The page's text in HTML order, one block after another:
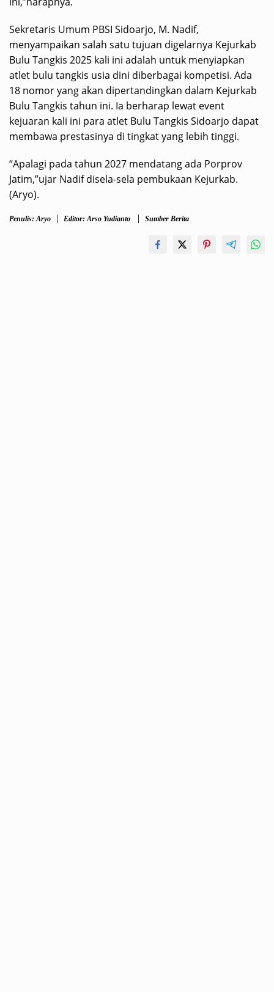
Sekretaris Umum PBSI Sidoarjo, M. Nadif,
menyampaikan salah satu tujuan digelarnya Kejurkab
Bulu Tangkis 2025 kali ini adalah untuk menyiapkan
atlet bulu tangkis usia dini diberbagai kompetisi. Ada
18 nomor yang akan dipertandingkan dalam Kejurkab
Bulu Tangkis tahun ini. Ia berharap lewat event
kejuaran kali ini para atlet Bulu Tangkis Sidoarjo dapat
membawa prestasinya di tingkat yang lebih tinggi.
“Apalagi pada tahun 2027 mendatang ada Porprov
Jatim,”ujar Nadif disela-sela pembukaan Kejurkab.
(Aryo).
Penulis: Aryo Editor: Arso Yudianto Sumber Berita